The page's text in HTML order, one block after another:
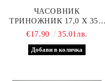
ЧАСОВНИК
ТРИНОЖНИК 17,0 Х 35,0
СМ.
€17.90 35.01лв.